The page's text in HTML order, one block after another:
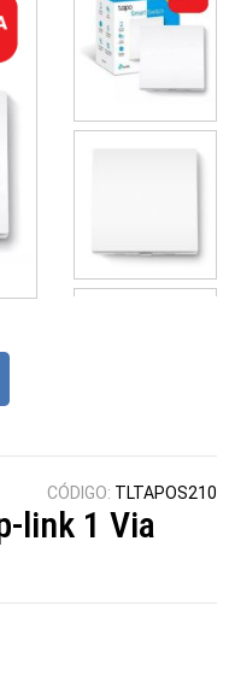
CÓDIGO: TLTAPOS210
link 1 Via